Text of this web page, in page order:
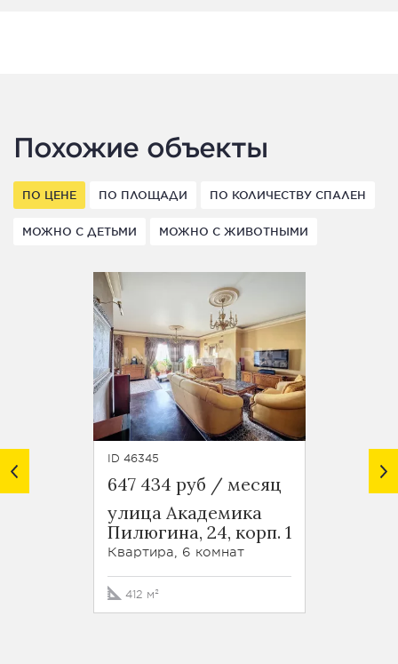
Похожие объекты
ПО ЦЕНЕ ПО ПЛОЩАДИ ПО КОЛИЧЕСТВУ СПАЛЕН
МОЖНО С ДЕТЬМИ МОЖНО С ЖИВОТНЫМИ
ID 46345
647 434 руб / месяц
улица Академика
Пилюгина, 24, корп. 1
Квартира, 6 комнат
412 м²
695